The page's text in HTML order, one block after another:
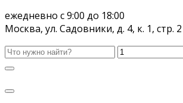
ежедневно с 9:00 до 18:00
Москва, ул. Садовники, д. 4, к. 1, стр. 2